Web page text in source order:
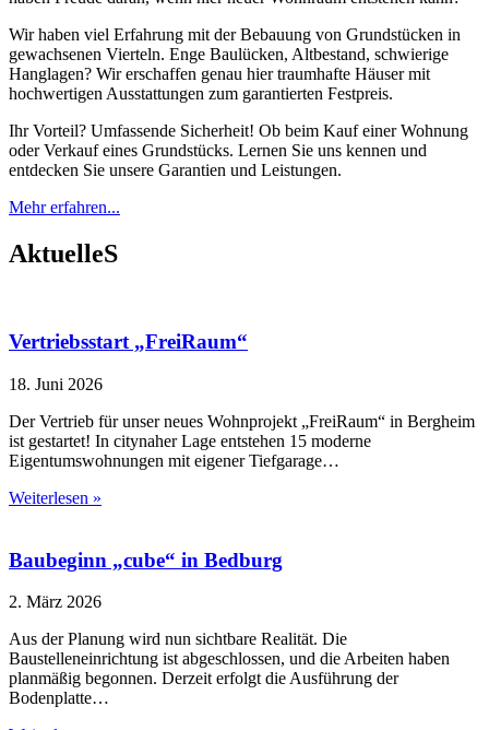
Wir haben viel Erfahrung mit der Bebauung von Grundstücken in
gewachsenen Vierteln. Enge Baulücken, Altbestand, schwierige
Hanglagen? Wir erschaffen genau hier traumhafte Häuser mit
hochwertigen Ausstattungen zum garantierten Festpreis.
Ihr Vorteil? Umfassende Sicherheit! Ob beim Kauf einer Wohnung
oder Verkauf eines Grundstücks. Lernen Sie uns kennen und
entdecken Sie unsere Garantien und Leistungen.
Mehr erfahren...
AktuelleS
Vertriebsstart „FreiRaum“
18. Juni 2026
Der Vertrieb für unser neues Wohnprojekt „FreiRaum“ in Bergheim
ist gestartet! In citynaher Lage entstehen 15 moderne
Eigentumswohnungen mit eigener Tiefgarage…
Weiterlesen »
Baubeginn „cube“ in Bedburg
2. März 2026
Aus der Planung wird nun sichtbare Realität. Die
Baustelleneinrichtung ist abgeschlossen, und die Arbeiten haben
planmäßig begonnen. Derzeit erfolgt die Ausführung der
Bodenplatte…